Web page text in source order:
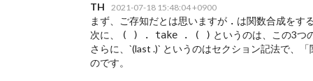
TH 2021-07-18 15:48:04 +0900
まず、ご存知だとは思いますが . は関数合成をす
次に、
( ) . take . ( ) というのは、この3つ
さらに、`(last .)` というのはセクション記法で、
のです。